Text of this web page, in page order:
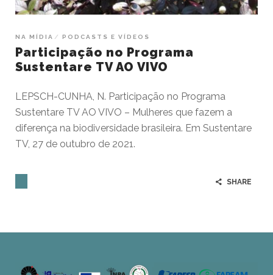
NA MÍDIA PODCASTS E VÍDEOS
Participação no Programa
Sustentare TV AO VIVO
LEPSCH-CUNHA, N. Participação no Programa
Sustentare TV AO VIVO – Mulheres que fazem a
diferença na biodiversidade brasileira. Em Sustentare
TV, 27 de outubro de 2021.
SHARE